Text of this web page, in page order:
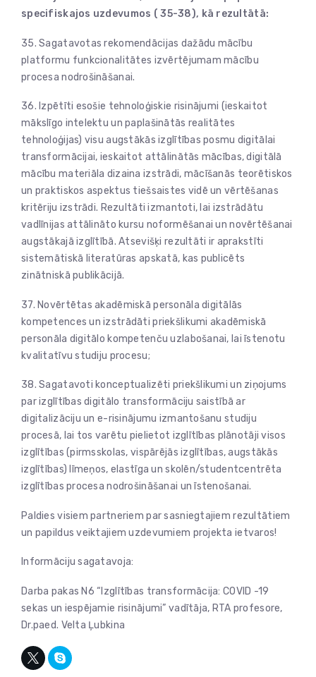
specifiskajos uzdevumos ( 35-38), kā rezultātā:
35. Sagatavotas rekomendācijas dažādu mācību
platformu funkcionalitātes izvērtējumam mācību
procesa nodrošināšanai.
36. Izpētīti esošie tehnoloģiskie risinājumi (ieskaitot
mākslīgo intelektu un paplašinātās realitātes
tehnoloģijas) visu augstākās izglītības posmu digitālai
transformācijai, ieskaitot attālinātās mācības, digitālā
mācību materiāla dizaina izstrādi, mācīšanās teorētiskos
un praktiskos aspektus tiešsaistes vidē un vērtēšanas
kritēriju izstrādi. Rezultāti izmantoti, lai izstrādātu
vadlīnijas attālināto kursu noformēšanai un novērtēšanai
augstākajā izglītībā. Atsevišķi rezultāti ir aprakstīti
sistemātiskā literatūras apskatā, kas publicēts
zinātniskā publikācijā.
37. Novērtētas akadēmiskā personāla digitālās
kompetences un izstrādāti priekšlikumi akadēmiskā
personāla digitālo kompetenču uzlabošanai, lai īstenotu
kvalitatīvu studiju procesu;
38. Sagatavoti konceptualizēti priekšlikumi un ziņojums
par izglītības digitālo transformāciju saistībā ar
digitalizāciju un e-risinājumu izmantošanu studiju
procesā, lai tos varētu pielietot izglītības plānotāji visos
izglītības (pirmsskolas, vispārējās izglītības, augstākās
izglītības) līmeņos, elastīga un skolēn/studentcentrēta
izglītības procesa nodrošināšanai un īstenošanai.
Paldies visiem partneriem par sasniegtajiem rezultātiem
un papildus veiktajiem uzdevumiem projekta ietvaros!
Informāciju sagatavoja:
Darba pakas N6 “Izglītības transformācija: COVID -19
sekas un iespējamie risinājumi” vadītāja, RTA profesore,
Dr.paed. Velta Ļubkina